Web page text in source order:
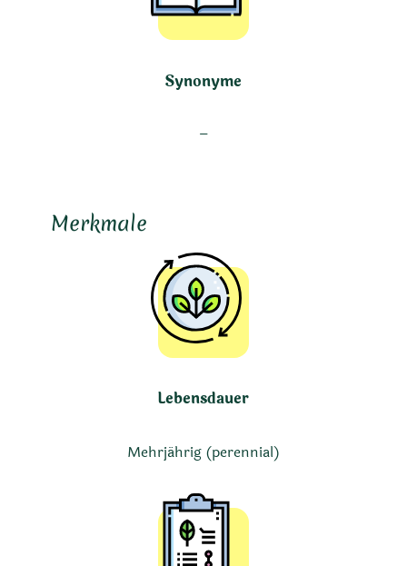
Synonyme
–
Merkmale
Lebensdauer
Mehrjährig (perennial)